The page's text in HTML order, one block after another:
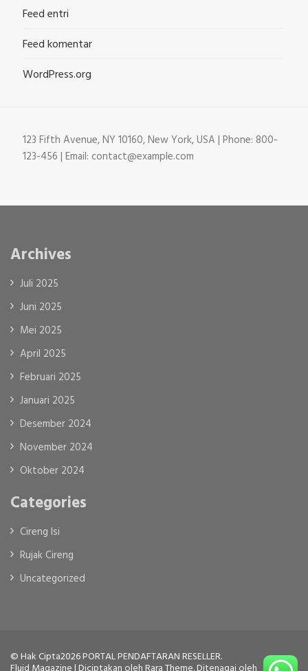
Feed entri
Feed komentar
WordPress.org
123 Fifth Avenue, NY 10160, New York, USA | Phone: 800-
123-456 | Email: contact@example.com
Archives
Juli 2025
Juni 2025
Mei 2025
April 2025
Februari 2025
Januari 2025
Desember 2024
November 2024
Oktober 2024
Categories
Cireng Isi
Rujak Cireng
Uncategorized
© Hak Cipta2026PORTAL PENDAFTARAN RESELLER.